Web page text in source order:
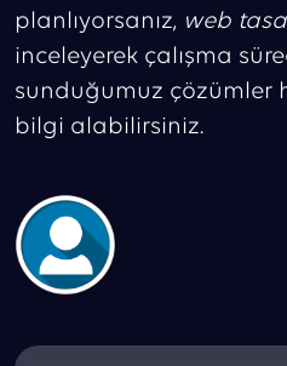
planlıyorsanız, web
inceleyerek çalışma
sunduğumuz çözümler
bilgi alabilirsiniz.